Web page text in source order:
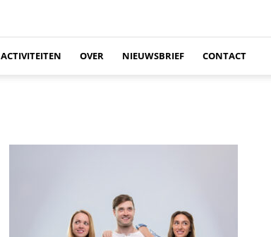
ACTIVITEITEN OVER NIEUWSBRIEF CONTACT